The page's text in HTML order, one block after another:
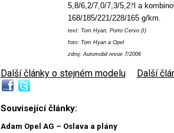
5,8/6,2/7,0/7,3/5,2?l a
168/185/221/228/165 g/km.
text: Tom Hyan, Porto Cervo (I)
foto: Tom Hyan a Opel
zdroj: Automobil revue 7/2006
Další články o stejném modelu Další
Související články:
Adam Opel AG – Oslava a plány